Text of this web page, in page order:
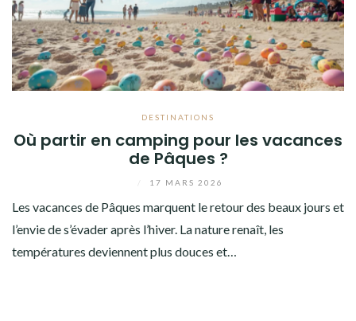
DESTINATIONS
Où partir en camping pour les vacances
de Pâques ?
17 MARS 2026
Les vacances de Pâques marquent le retour des beaux jours et
l’envie de s’évader après l’hiver. La nature renaît, les
températures deviennent plus douces et…